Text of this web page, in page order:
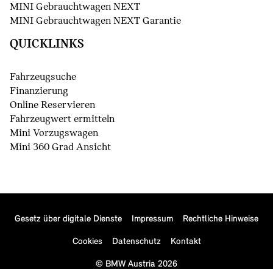
MINI Gebrauchtwagen NEXT
MINI Gebrauchtwagen NEXT Garantie
QUICKLINKS
Fahrzeugsuche
Finanzierung
Online Reservieren
Fahrzeugwert ermitteln
Mini Vorzugswagen
Mini 360 Grad Ansicht
Gesetz über digitale Dienste Impressum Rechtliche Hinweise
Cookies() Datenschutz Kontakt
© BMW Austria 2026